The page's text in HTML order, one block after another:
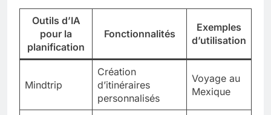
Outils d’IA
pour la
planification
Fonctionnalités
Exemples
d’utilisation
Mindtrip
Création
d’itinéraires
personnalisés
Voyage au
Mexique